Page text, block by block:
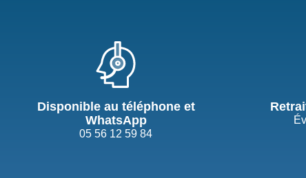
Disponible au téléphone et
WhatsApp
05 56 12 59 84